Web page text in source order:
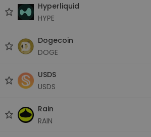
Hyperliquid
HYPE
Dogecoin
DOGE
USDS
USDS
Rain
RAIN